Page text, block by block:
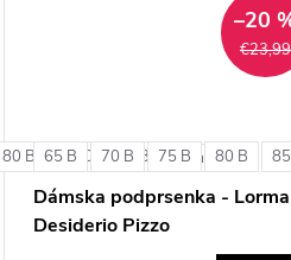
80 B 80 C 85 B + ďalšie
€23,99
–20
65 B 70 B 75 B 80 B
Dámska podprsenka -
Desiderio Pizzo